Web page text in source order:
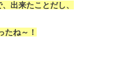
出来たことだし、
たね～！